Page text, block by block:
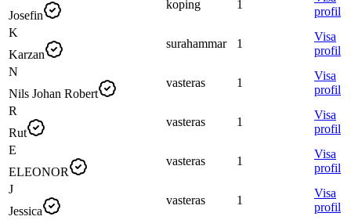
Josefin
koping 1
profil
K
Karzan
surahammar 1
Visa
profil
N
Nils Johan Robert
vasteras 1
Visa
profil
R
Rut
vasteras 1
Visa
profil
E
ELEONOR
vasteras 1
Visa
profil
J
Jessica
vasteras 1
Visa
profil